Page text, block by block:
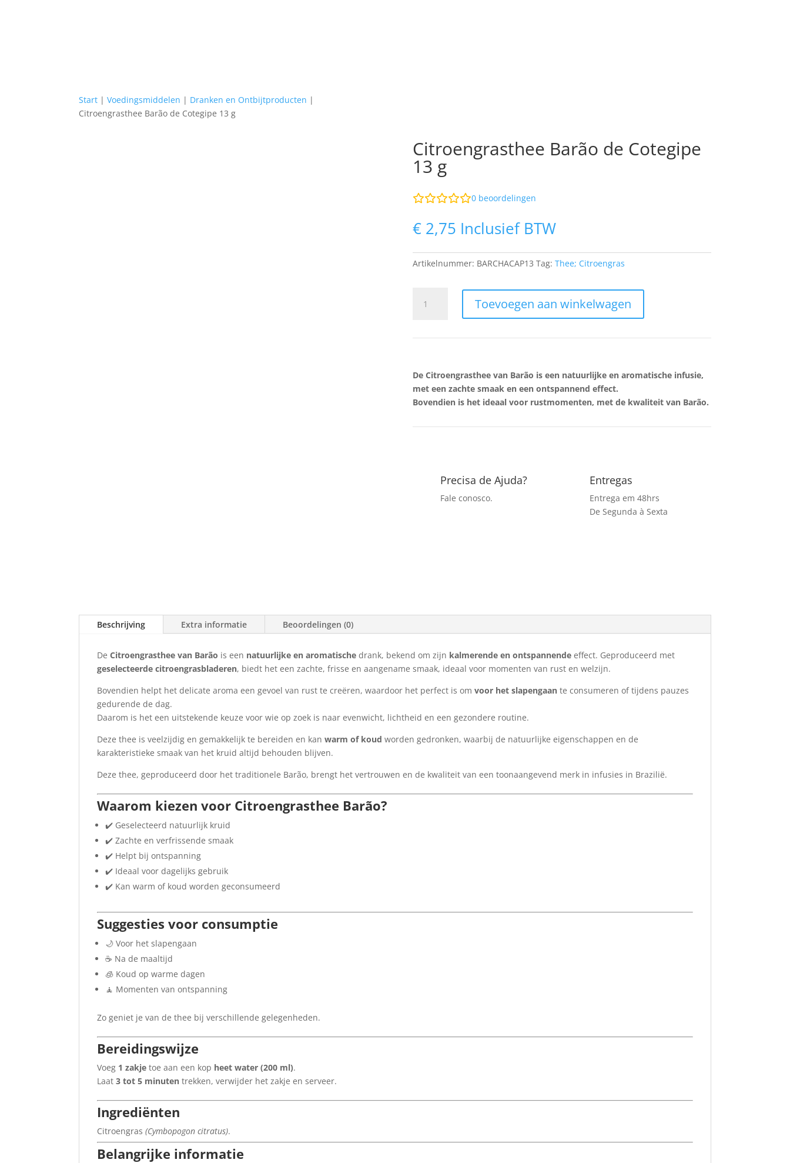
Start |Voedingsmiddelen | Dranken en Ontbijtproducten |
Citroengrasthee Barão de Cotegipe 13 g
Citroengrasthee Barão de Cotegipe
13 g
0beoordelingen
€2,75 Inclusief BTW
Artikelnummer: BARCHACAP13 Tag: Thee; Citroengras
Citroengrasthee
Barão
aantal
Toevoegen aan winkelwagen
De Citroengrasthee van Barão is een natuurlijke en aromatische infusie,
met een zachte smaak en een ontspannend effect.
Bovendien is het ideaal voor rustmomenten, met de kwaliteit van Barão.
Precisa de Ajuda?
Fale conosco.
Entregas
Entrega em 48hrs
De Segunda à Sexta
Beschrijving Extra informatie Beoordelingen (0)
DeCitroengrasthee van Barão is een natuurlijke en aromatische drank, bekend om zijn kalmerende en ontspannende effect. Geproduceerd met
geselecteerde citroengrasbladeren, biedt het een zachte, frisse en aangename smaak, ideaal voor momenten van rust en welzijn.
Bovendien helpt het delicate aroma een gevoel van rust te creëren, waardoor het perfect is omvoor het slapengaan te consumeren of tijdens pauzes
gedurende de dag.
Daarom is het een uitstekende keuze voor wie op zoek is naar evenwicht, lichtheid en een gezondere routine.
Deze thee is veelzijdig en gemakkelijk te bereiden en kanwarm of koud worden gedronken, waarbij de natuurlijke eigenschappen en de
karakteristieke smaak van het kruid altijd behouden blijven.
Deze thee, geproduceerd door het traditionele Barão, brengt het vertrouwen en de kwaliteit van een toonaangevend merk in infusies in Brazilië.
Waarom kiezen voor Citroengrasthee Barão?
✔️ Geselecteerd natuurlijk kruid
✔️ Zachte en verfrissende smaak
✔️ Helpt bij ontspanning
✔️ Ideaal voor dagelijks gebruik
✔️ Kan warm of koud worden geconsumeerd
Suggesties voor consumptie
🌙 Voor het slapengaan
☕ Na de maaltijd
🧊 Koud op warme dagen
🧘 Momenten van ontspanning
Zo geniet je van de thee bij verschillende gelegenheden.
Bereidingswijze
Voeg 1 zakje toe aan een kop heet water (200 ml).
Laat3 tot 5 minuten trekken, verwijder het zakje en serveer.
Ingrediënten
Citroengras(Cymbopogon citratus).
Belangrijke informatie